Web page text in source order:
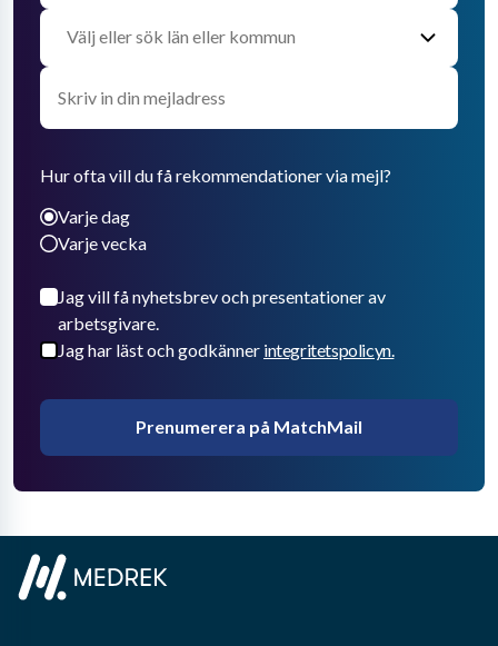
Hur ofta vill du få rekommendationer via mejl?
Varje dag
Varje vecka
Jag vill få nyhetsbrev och presentationer av
arbetsgivare.
Jag har läst och godkänner integritetspolicyn.
Prenumerera på MatchMail